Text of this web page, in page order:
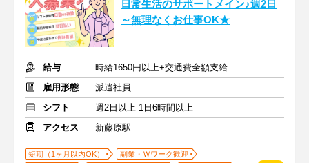
日常生活のサポートメイン♪週2日
～無理なくお仕事OK★
給与
時給1650円以上+交通費全額支給
雇用形態
派遣社員
シフト
週2日以上 1日6時間以上
アクセス
新藤原駅
短期（1ヶ月以内OK）
副業・Ｗワーク歓迎